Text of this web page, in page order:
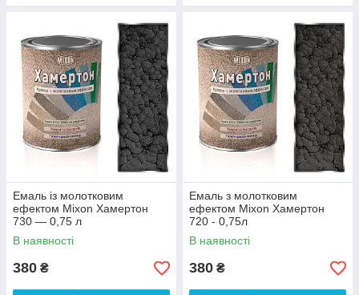
Емаль із молотковим
ефектом Mixon Хамертон
730 — 0,75 л
В наявності
380 ₴
Емаль з молотковим
ефектом Mixon Хамертон
720 - 0,75л
В наявності
380 ₴